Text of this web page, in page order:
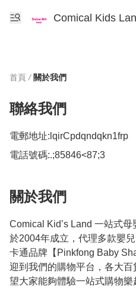
Comical Kids
首頁 / 關於我們
聯絡我們
電郵地址: lqirCpdqndqkn1frp
電話號碼:.;85846<87;3
關於我們
Comical Kid’s Land 一站式母
於2004年成立，代理多款嬰
卡通品牌【Pinkfong Baby
迎到我們的購物平台，各大
望大家能夠體驗一站式購物樂